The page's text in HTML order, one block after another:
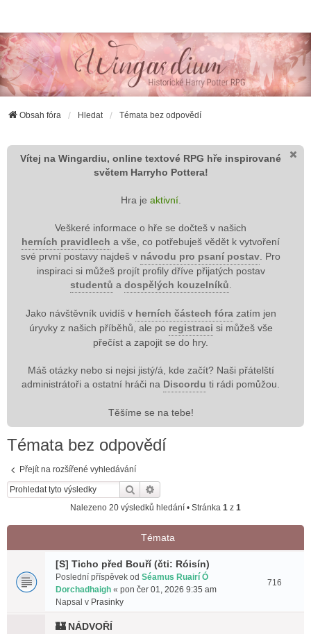
Wingardium RPG
Obsah fóra Hledat Témata bez odpovědí
Vítej na Wingardiu, online textové RPG hře inspirované
světem Harryho Pottera!
Hra je aktivní.
Veškeré informace o hře se dočteš v našich
herních pravidlech a vše, co potřebuješ vědět k vytvoření
své první postavy najdeš v návodu pro psaní postav. Pro
inspiraci si můžeš projít profily dříve přijatých postav
studentů a dospělých kouzelníků.
Jako návštěvník uvidíš v herních částech fórazatím jen
úryvky z našich příběhů, ale po registraci si můžeš vše
přečíst a zapojit se do hry.
Máš otázky nebo si nejsi jistý/á, kde začít? Naši přátelští
administrátoři a ostatní hráči na Discordu ti rádi pomůžou.
Těšíme se na tebe!
Témata bez odpovědí
Přejít na rozšířené vyhledávání
Hledat
Nalezeno 20 výsledků hledání • Stránka 1 z 1
Témata
[S] Ticho před Bouří (čti: Róisín)
Poslední příspěvek od Séamus Ruairí Ó
Dorchadhaigh « pon čer 01, 2026 9:35 am
Napsal v Prasinky
716
🏰 NÁDVOŘÍ